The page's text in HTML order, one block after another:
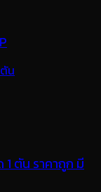
1 ตัน ราคาถูก มี